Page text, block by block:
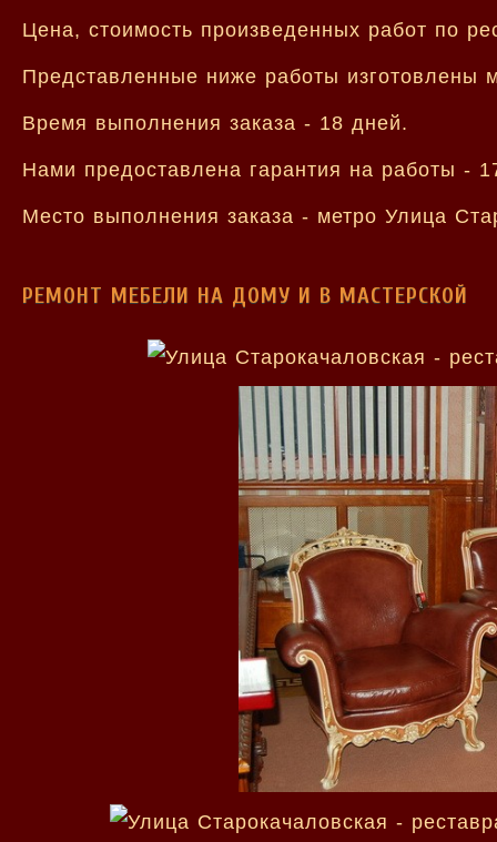
Цена, стоимость произведенных работ по
Представленные ниже работы изготовлены
Время выполнения заказа - 18 дней.
Нами предоставлена гарантия на работы -
Место выполнения заказа - метро Улица
РЕМОНТ МЕБЕЛИ НА ДОМУ И В МАСТЕРСКОЙ